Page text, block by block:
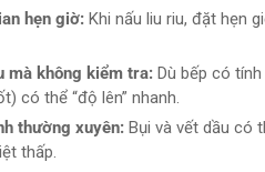
hẹn giờ: Khi nấu liu riu, đặt hẹn
mà không kiểm tra: Dù bếp có
có thể “độ lên” nhanh.
thường xuyên: Bụi và vết dầu có
thấp.